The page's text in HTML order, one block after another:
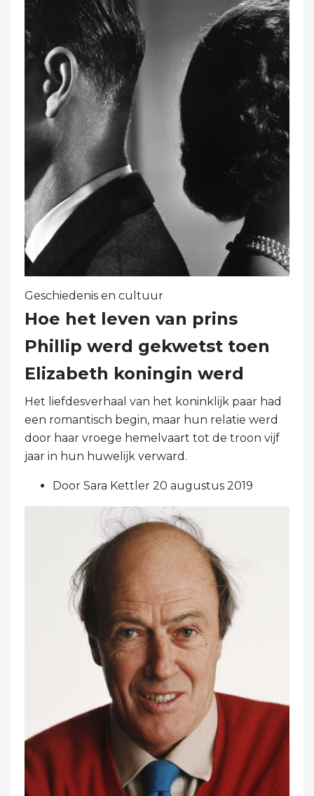
Geschiedenis en cultuur
Hoe het leven van prins
Phillip werd gekwetst toen
Elizabeth koningin werd
Het liefdesverhaal van het koninklijk paar had
een romantisch begin, maar hun relatie werd
door haar vroege hemelvaart tot de troon vijf
jaar in hun huwelijk verward.
Door Sara Kettler 20 augustus 2019